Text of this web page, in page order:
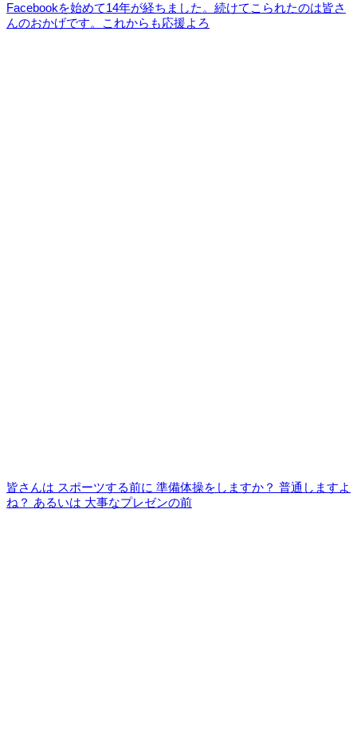
Facebookを始めて14年が経ちました。続けてこられたのは皆さ
んのおかげです。これからも応援よろ
皆さんは スポーツする前に 準備体操をしますか？ 普通しますよ
ね？ あるいは 大事なプレゼンの前